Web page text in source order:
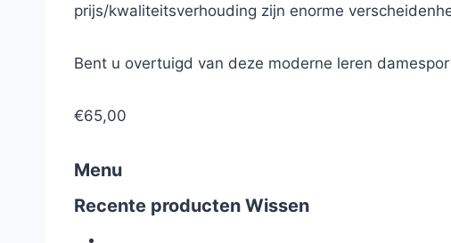
prijs/kwaliteitsverhouding zijn enorme
Bent u overtuigd van deze moderne leren
€65,00
Menu
Recente producten Wissen